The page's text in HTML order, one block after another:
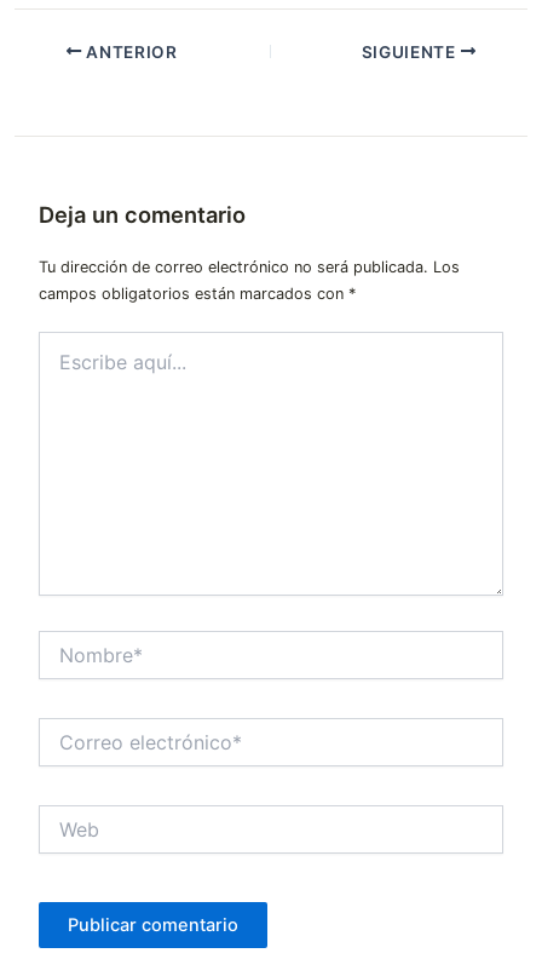
ANTERIOR SIGUIENTE
Deja un comentario
Tu dirección de correo electrónico no será publicada. Los
campos obligatorios están marcados con *
aquí...
electrónico*